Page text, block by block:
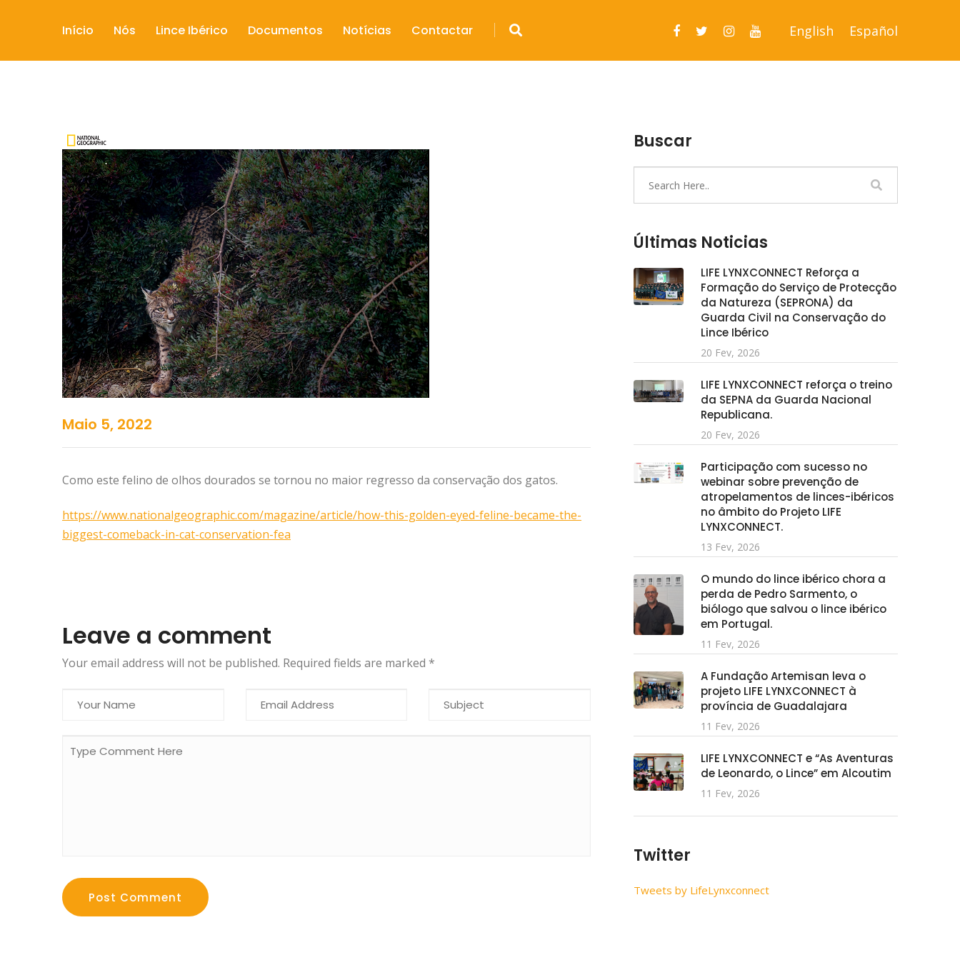
Início Nós Lince Ibérico Documentos Notícias Contactar English Español
Maio 5, 2022
Como este felino de olhos dourados se tornou no maior regresso da conservação dos gatos.
https://www.nationalgeographic.com/magazine/article/how-this-golden-eyed-feline-became-the-
biggest-comeback-in-cat-conservation-fea
Leave a comment
Your email address will not be published. Required fields are marked *
Post Comment
Buscar
Últimas Noticias
LIFE LYNXCONNECT Reforça a
Formação do Serviço de Protecção
da Natureza (SEPRONA) da
Guarda Civil na Conservação do
Lince Ibérico
20 Fev, 2026
LIFE LYNXCONNECT reforça o treino
da SEPNA da Guarda Nacional
Republicana.
20 Fev, 2026
Participação com sucesso no
webinar sobre prevenção de
atropelamentos de linces-ibéricos
no âmbito do Projeto LIFE
LYNXCONNECT.
13 Fev, 2026
O mundo do lince ibérico chora a
perda de Pedro Sarmento, o
biólogo que salvou o lince ibérico
em Portugal.
11 Fev, 2026
A Fundação Artemisan leva o
projeto LIFE LYNXCONNECT à
província de Guadalajara
11 Fev, 2026
LIFE LYNXCONNECT e “As Aventuras
de Leonardo, o Lince” em Alcoutim
11 Fev, 2026
Twitter
Tweets by LifeLynxconnect